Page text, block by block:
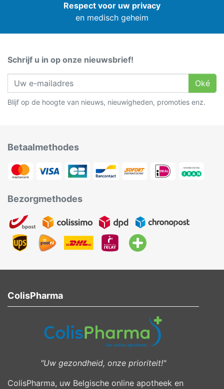
Respect voor uw privacy
en medisch geheim
Schrijf u in op onze nieuwsbrief!
Oké
Blijf op de hoogte van nieuws, nieuwigheden, promoties enz.
Betaalmethodes
Bezorgmethodes
ColisPharma
"Uw gezondheid, onze prioriteit!"
ColisPharma, uw Belgische online apotheek en